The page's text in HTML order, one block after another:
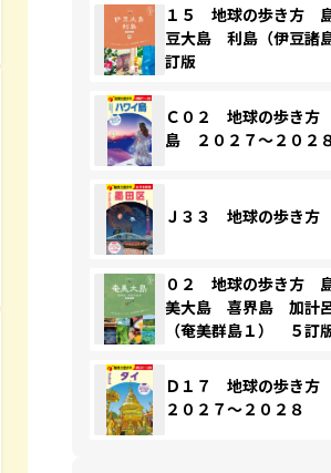
１５ 地球の歩き方
豆大島 利島（伊豆諸
訂版
Ｃ０２ 地球の歩き方
島 ２０２７～２０２
Ｊ３３ 地球の歩き方
０２ 地球の歩き方
美大島 喜界島 加計
（奄美群島１） ５訂
Ｄ１７ 地球の歩き
２０２７～２０２８